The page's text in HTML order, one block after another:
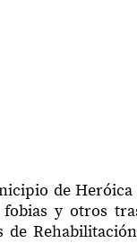
de Heróica
y otros